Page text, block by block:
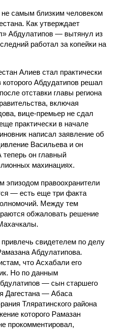
самым близким человеком
Как утверждает
Абдулатипов — вытянул из
работал за копейки на
Алиев стал практически
Абдудатипов решал
отставки главы региона
включая
вице-премьер не сдал
практически в начале
написал заявление об
Васильева и он
теперь он главный
махинациях.
правоохранители
— есть еще три факта
Между тем
обжаловать решение
свидетелем по делу
Абдулатипова.
что Асхабали его
Но по данным
— сын старшего
Дагестана — Абаса
Тляратинского района
которого Рамазан
прокомментировал,